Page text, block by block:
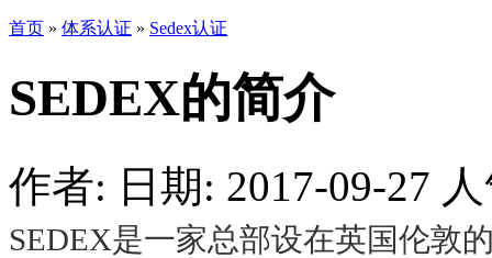
首页 » 体系认证 » Sedex认证
SEDEX的简介
作者: 日期: 2017-09-27
SEDEX是一家总部设在英国伦敦